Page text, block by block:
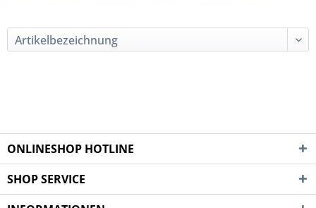
ONLINESHOP HOTLINE
SHOP SERVICE